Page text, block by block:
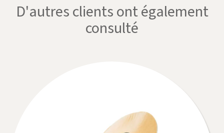
D'autres clients ont également
consulté